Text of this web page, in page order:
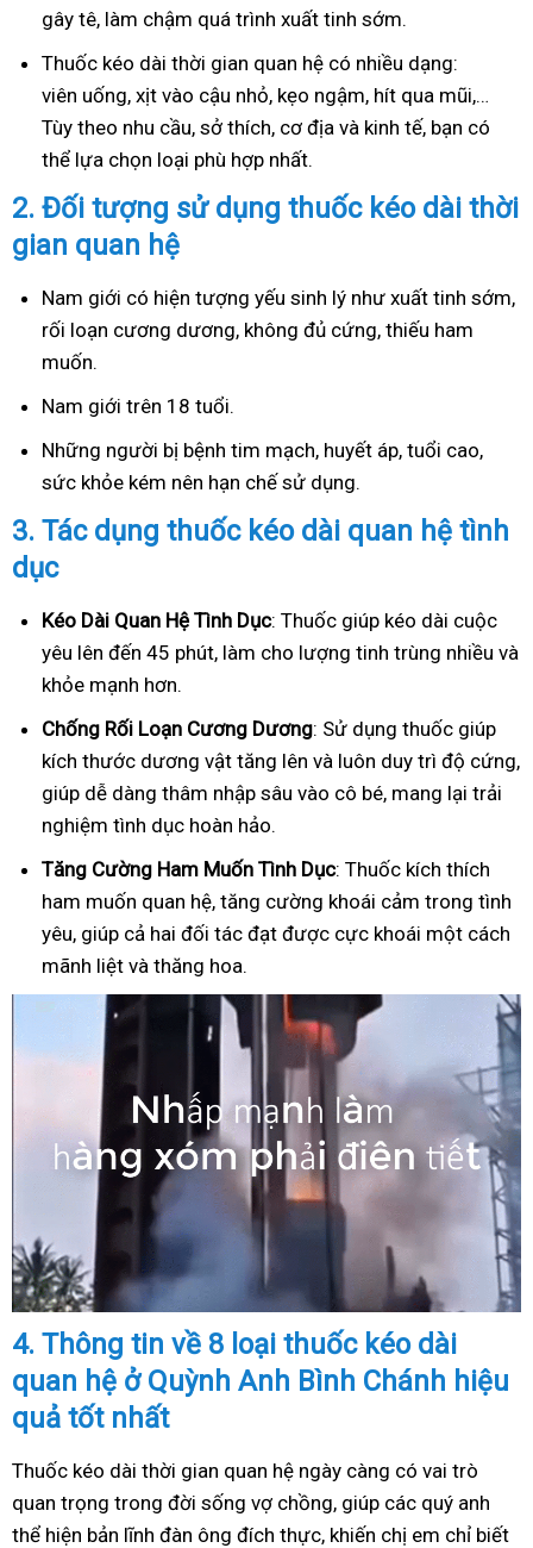
gây tê, làm chậm quá trình xuất tinh sớm.
Thuốc kéo dài thời gian quan hệ có nhiều dạng:
viên uống, xịt vào cậu nhỏ, kẹo ngậm, hít qua mũi,…
Tùy theo nhu cầu, sở thích, cơ địa và kinh tế, bạn có
thể lựa chọn loại phù hợp nhất.
2. Đối tượng sử dụng thuốc kéo dài thời
gian quan hệ
Nam giới có hiện tượng yếu sinh lý như xuất tinh sớm,
rối loạn cương dương, không đủ cứng, thiếu ham
muốn.
Nam giới trên 18 tuổi.
Những người bị bệnh tim mạch, huyết áp, tuổi cao,
sức khỏe kém nên hạn chế sử dụng.
3. Tác dụng thuốc kéo dài quan hệ tình
dục
Kéo Dài Quan Hệ Tình Dục: Thuốc giúp kéo dài cuộc
yêu lên đến 45 phút, làm cho lượng tinh trùng nhiều và
khỏe mạnh hơn.
Chống Rối Loạn Cương Dương: Sử dụng thuốc giúp
kích thước dương vật tăng lên và luôn duy trì độ cứng,
giúp dễ dàng thâm nhập sâu vào cô bé, mang lại trải
nghiệm tình dục hoàn hảo.
Tăng Cường Ham Muốn Tình Dục: Thuốc kích thích
ham muốn quan hệ, tăng cường khoái cảm trong tình
yêu, giúp cả hai đối tác đạt được cực khoái một cách
mãnh liệt và thăng hoa.
4. Thông tin về 8 loại thuốc kéo dài
quan hệ ở Quỳnh Anh Bình Chánh hiệu
quả tốt nhất
Thuốc kéo dài thời gian quan hệ ngày càng có vai trò
quan trọng trong đời sống vợ chồng, giúp các quý anh
thể hiện bản lĩnh đàn ông đích thực, khiến chị em chỉ biết